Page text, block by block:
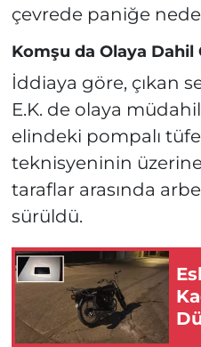
çevrede paniğe
Komşu da Olaya Dahil
İddiaya göre, çıkan
E.K. de olaya müdahil
elindeki pompalı
teknisyeninin
taraflar arasında
sürüldü.